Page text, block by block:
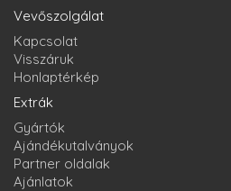
Vevőszolgálat
Kapcsolat
Visszáruk
Honlaptérkép
Extrák
Gyártók
Ajándékutalványok
Partner oldalak
Ajánlatok